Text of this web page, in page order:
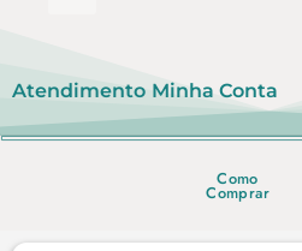
Atendimento Minha Conta
Como
Comprar